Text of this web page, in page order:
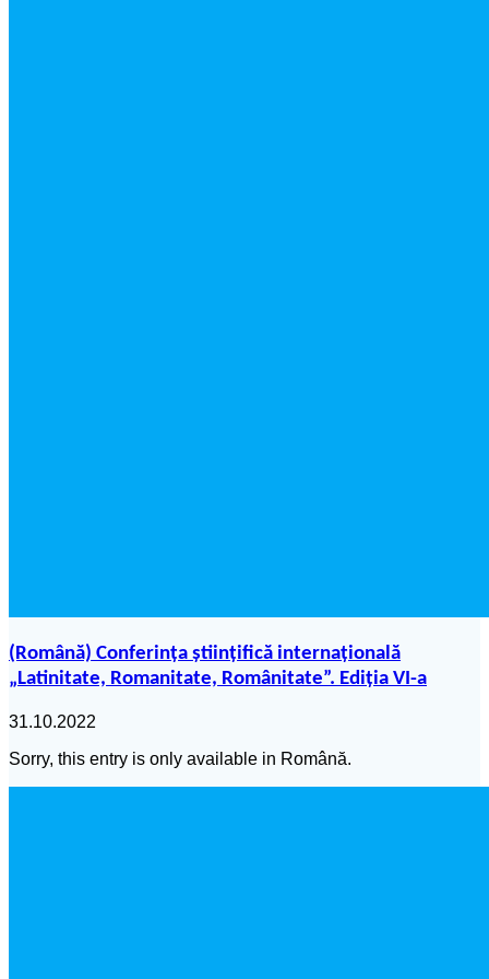
(Română) Conferința științifică internațională
„Latinitate, Romanitate, Românitate”. Ediția VI-a
31.10.2022
Sorry, this entry is only available in Română.